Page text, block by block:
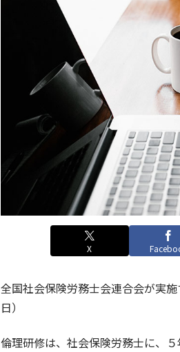
X
全国社会保険労務士会連合会が実
日）
倫理研修は、社会保険労務士に、